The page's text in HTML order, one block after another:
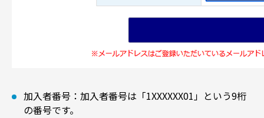
加入者番号：加入者番号は「1XXXXXX01」という9桁
の番号です。